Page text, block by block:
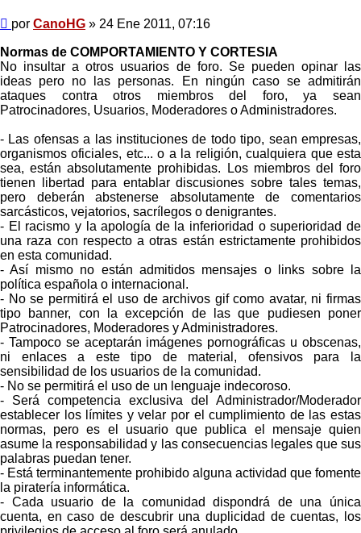
Mensaje
por CanoHG » 24 Ene 2011, 07:16
Normas de COMPORTAMIENTO Y CORTESIA
No insultar a otros usuarios de foro. Se pueden opinar las
ideas pero no las personas. En ningún caso se admitirán
ataques contra otros miembros del foro, ya sean
Patrocinadores, Usuarios, Moderadores o Administradores.
- Las ofensas a las instituciones de todo tipo, sean empresas,
organismos oficiales, etc... o a la religión, cualquiera que esta
sea, están absolutamente prohibidas. Los miembros del foro
tienen libertad para entablar discusiones sobre tales temas,
pero deberán abstenerse absolutamente de comentarios
sarcásticos, vejatorios, sacrílegos o denigrantes.
- El racismo y la apología de la inferioridad o superioridad de
una raza con respecto a otras están estrictamente prohibidos
en esta comunidad.
- Así mismo no están admitidos mensajes o links sobre la
política española o internacional.
- No se permitirá el uso de archivos gif como avatar, ni firmas
tipo banner, con la excepción de las que pudiesen poner
Patrocinadores, Moderadores y Administradores.
- Tampoco se aceptarán imágenes pornográficas u obscenas,
ni enlaces a este tipo de material, ofensivos para la
sensibilidad de los usuarios de la comunidad.
- No se permitirá el uso de un lenguaje indecoroso.
- Será competencia exclusiva del Administrador/Moderador
establecer los límites y velar por el cumplimiento de las estas
normas, pero es el usuario que publica el mensaje quien
asume la responsabilidad y las consecuencias legales que sus
palabras puedan tener.
- Está terminantemente prohibido alguna actividad que fomente
la piratería informática.
- Cada usuario de la comunidad dispondrá de una única
cuenta, en caso de descubrir una duplicidad de cuentas, los